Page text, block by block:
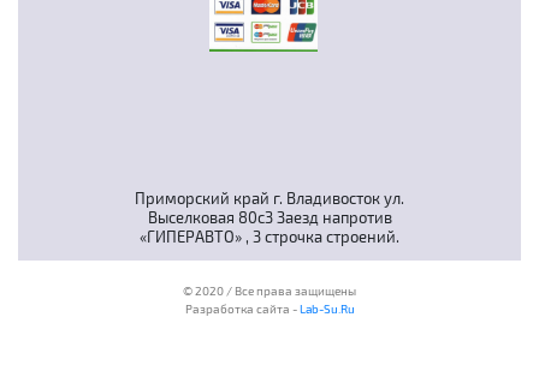
Приморский край г. Владивосток ул.
Выселковая 80с3 Заезд напротив
«ГИПЕРАВТО» , 3 строчка строений.
© 2020 / Все права защищены
Разработка сайта -Lab-Su.Ru